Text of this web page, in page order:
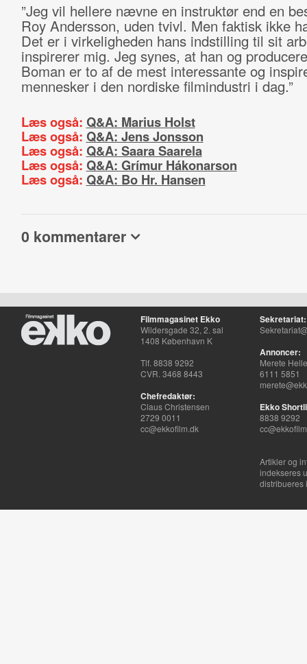
”Jeg vil hellere nævne en instruktør end en
Roy Andersson, uden tvivl. Men faktisk ikke
Det er i virkeligheden hans indstilling til sit
inspirerer mig. Jeg synes, at han og
Boman er to af de mest interessante og
mennesker i den nordiske filmindustri i dag.”
Læs også: Q&A: Marius Holst
Læs også: Q&A: Jens Jonsson
Læs også: Q&A: Saara Saarela
Læs også: Q&A: Grímur Hákonarson
Læs også: Q&A: Bo Hr. Hansen
0 kommentarer
Filmmagasinet Ekko
Wildersgade 32, 2. sal
1408 København K
Tlf. 8838 9292
CVR. 3468 8443
Chefredaktør:
Claus Christensen
2729 0011
cc@ekkofilm.dk
Sekretariat:
Annoncer:
Merete
6111 5851
Ekko
8838 9292
Artikler og
indekseres
distribueres